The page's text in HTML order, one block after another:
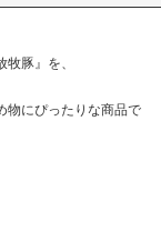
豚』を、
物にぴったりな商品で